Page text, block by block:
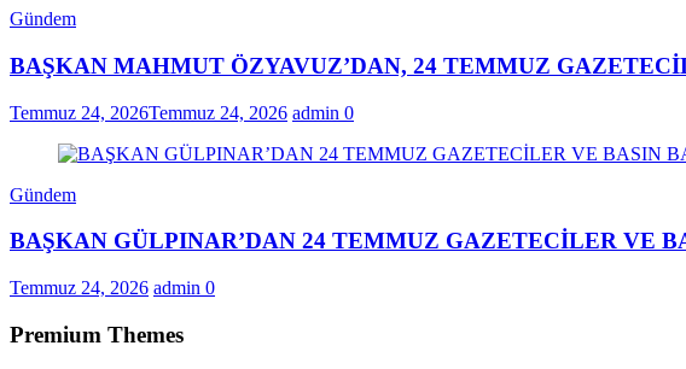
Gündem
BAŞKAN MAHMUT ÖZYAVUZ’DAN, 24 TEMMUZ
Temmuz 24, 2026Temmuz 24, 2026 admin 0
Gündem
BAŞKAN GÜLPINAR’DAN 24 TEMMUZ GAZETECİLER VE
Temmuz 24, 2026 admin 0
Premium Themes